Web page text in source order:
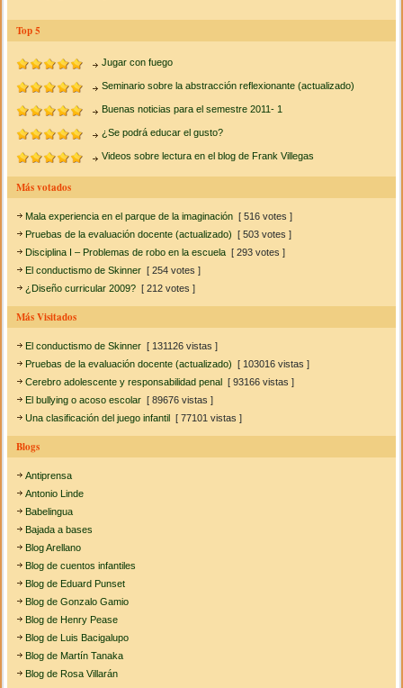
Top 5
Jugar con fuego
Seminario sobre la abstracción reflexionante (actualizado)
Buenas noticias para el semestre 2011- 1
¿Se podrá educar el gusto?
Videos sobre lectura en el blog de Frank Villegas
Más votados
Mala experiencia en el parque de la imaginación [ 516 votes ]
Pruebas de la evaluación docente (actualizado) [ 503 votes ]
Disciplina I – Problemas de robo en la escuela [ 293 votes ]
El conductismo de Skinner [ 254 votes ]
¿Diseño curricular 2009? [ 212 votes ]
Más Visitados
El conductismo de Skinner [ 131126 vistas ]
Pruebas de la evaluación docente (actualizado) [ 103016 vistas ]
Cerebro adolescente y responsabilidad penal [ 93166 vistas ]
El bullying o acoso escolar [ 89676 vistas ]
Una clasificación del juego infantil [ 77101 vistas ]
Blogs
Antiprensa
Antonio Linde
Babelingua
Bajada a bases
Blog Arellano
Blog de cuentos infantiles
Blog de Eduard Punset
Blog de Gonzalo Gamio
Blog de Henry Pease
Blog de Luis Bacigalupo
Blog de Martín Tanaka
Blog de Rosa Villarán